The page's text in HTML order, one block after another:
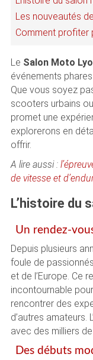
Les nouveautés
Comment profiter
Le Salon Moto
événements
Que vous soyez
scooters urbains
promet une
explorerons en
offrir.
A lire aussi :
de vitesse et
L’histoire du
Un rendez-
Depuis plusieurs
foule de
et de l’Europe. Ce
incontournable
rencontrer des
d’autres amateurs.
avec des milliers
Des débuts